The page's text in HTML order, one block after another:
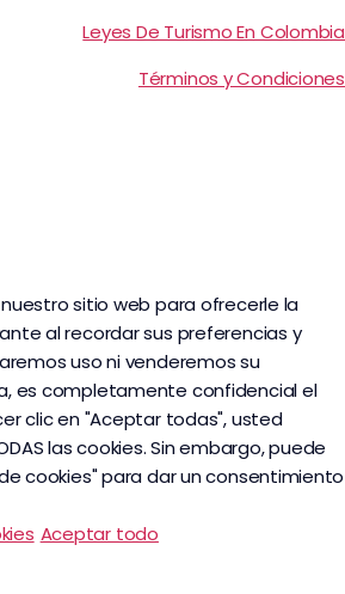
Leyes De Turismo En Colombia
Términos y Condiciones
sitio web para ofrecerle la
al recordar sus preferencias y
uso ni venderemos su
es completamente confidencial el
clic en "Aceptar todas", usted
las cookies. Sin embargo, puede
cookies" para dar un consentimiento
Aceptar todo